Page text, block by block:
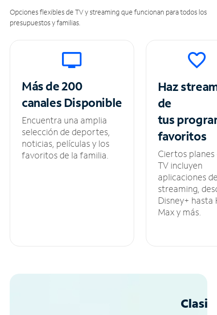
Opciones flexibles de TV y streaming que funcionan para todos los
presupuestos y familias.
Más de 200
canalesDisponible
Encuentra una amplia
selección de deportes,
noticias, películas y los
favoritos de la familia.
Haz
de
tus
favoritos
Ciertos planes
TV incluyen
aplicaciones
streaming,
Disney+ hasta
Max y más.